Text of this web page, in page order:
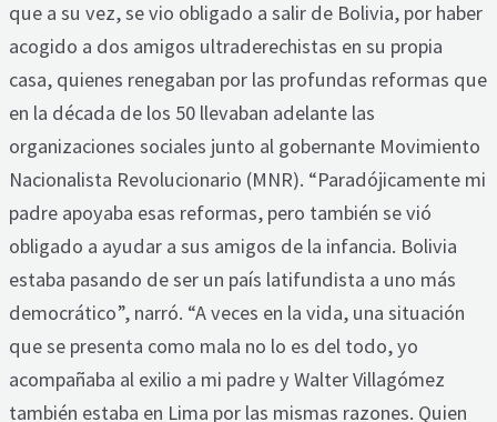
que a su vez, se vio obligado a salir de Bolivia, por haber
acogido a dos amigos ultraderechistas en su propia
casa, quienes renegaban por las profundas reformas que
en la década de los 50 llevaban adelante las
organizaciones sociales junto al gobernante Movimiento
Nacionalista Revolucionario (MNR). “Paradójicamente mi
padre apoyaba esas reformas, pero también se vió
obligado a ayudar a sus amigos de la infancia. Bolivia
estaba pasando de ser un país latifundista a uno más
democrático”, narró. “A veces en la vida, una situación
que se presenta como mala no lo es del todo, yo
acompañaba al exilio a mi padre y Walter Villagómez
también estaba en Lima por las mismas razones. Quien